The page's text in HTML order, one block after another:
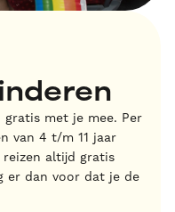
gratis met je mee. Per
van 4 t/m 11 jaar
altijd gratis
er dan voor dat je de